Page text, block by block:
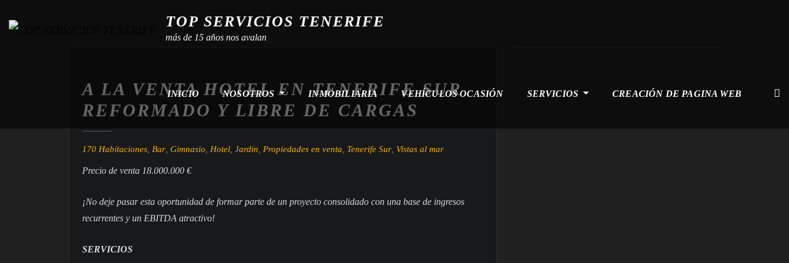
TOP SERVICIOS TENERIFE
más de 15 años nos avalan
INICIO NOSOTROS INMOBILIARIA VEHÍCULOS OCASIÓN SERVICIOS CREACIÓN DE PAGINA WEB
A LA VENTA HOTEL EN TENERIFE SUR
REFORMADO Y LIBRE DE CARGAS
170 Habitaciones Bar Gimnasio Hotel Jardin Propiedades en venta Tenerife Sur Vistas al mar
Precio de venta 18.000.000 €
¡No deje pasar esta oportunidad de formar parte de un proyecto consolidado con una base de ingresos
recurrentes y un EBITDA atractivo!
SERVICIOS